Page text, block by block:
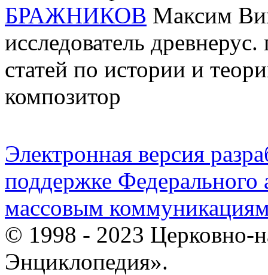
БРАЖНИКОВ Максим
исследователь
статей по истории и
композитор
Электронная версия
поддержке Федерального
массовым
© 1998 - 2023 Церковно-
Энциклопедия».